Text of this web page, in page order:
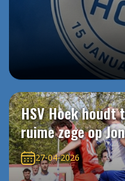
HSV Hoek houdt
ruime zege op
27-04-2026